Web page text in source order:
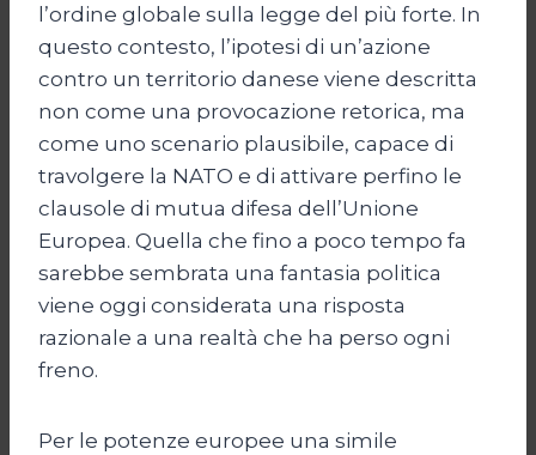
l’ordine globale sulla legge del più forte. In
questo contesto, l’ipotesi di un’azione
contro un territorio danese viene descritta
non come una provocazione retorica, ma
come uno scenario plausibile, capace di
travolgere la NATO e di attivare perfino le
clausole di mutua difesa dell’Unione
Europea. Quella che fino a poco tempo fa
sarebbe sembrata una fantasia politica
viene oggi considerata una risposta
razionale a una realtà che ha perso ogni
freno.
Per le potenze europee una simile